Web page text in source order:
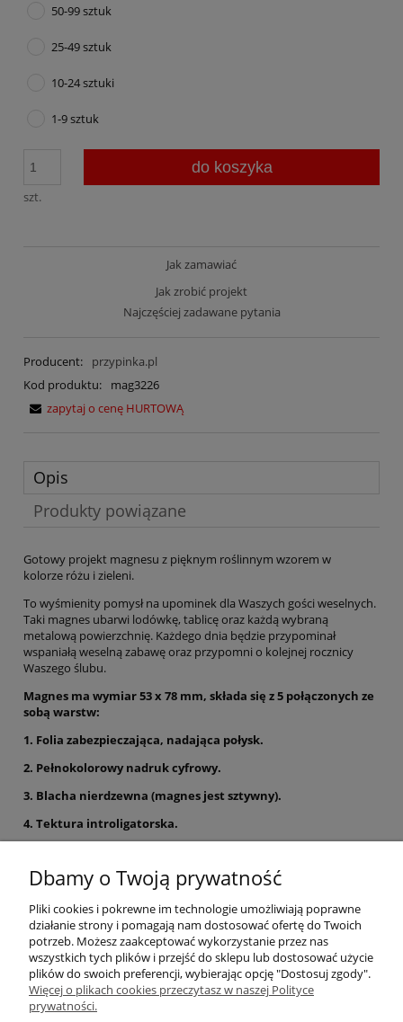
50-99 sztuk
25-49 sztuk
10-24 sztuki
1-9 sztuk
szt.
do koszyka
Jak zamawiać
Jak zrobić projekt
Najczęściej zadawane pytania
Producent:
przypinka.pl
Kod produktu:
mag3226
zapytaj o cenę HURTOWĄ
Opis
Produkty powiązane
Gotowy projekt magnesu z pięknym roślinnym wzorem w
kolorze różu i zieleni.
To wyśmienity pomysł na upominek dla Waszych gości weselnych.
Taki magnes ubarwi lodówkę, tablicę oraz każdą wybraną
metalową powierzchnię. Każdego dnia będzie przypominał
wspaniałą weselną zabawę oraz przypomni o kolejnej rocznicy
Waszego ślubu.
Magnes ma wymiar 53 x 78 mm, składa się z 5 połączonych ze
sobą warstw:
1. Folia zabezpieczająca, nadająca połysk.
2. Pełnokolorowy nadruk cyfrowy.
3. Blacha nierdzewna (magnes jest sztywny).
4. Tektura introligatorska.
Dodatkowo zakupione u nas magnesy możemyzapakować w
produkt"Pakowanie w woreczek"w ilości odpowiadającej ilości
zakupionych magnesów.
Pomoc
Dbamy o Twoją prywatność
Pliki cookies i pokrewne im technologie umożliwiają poprawne
działanie strony i pomagają nam dostosować ofertę do Twoich
potrzeb. Możesz zaakceptować wykorzystanie przez nas
wszystkich tych plików i przejść do sklepu lub dostosować użycie
plików do swoich preferencji, wybierając opcję "Dostosuj zgody".
Więcej o plikach cookies przeczytasz w naszej Polityce
prywatności.